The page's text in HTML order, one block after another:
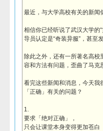
最近，与大学高校有关的新闻
相信你已经听说了武汉大学的
导员认定是“奇装异服”，甚至
除此之外，还有一所著名高
容和方法有问题，歪曲了马克
看完这些新闻和消息，今天我
「正确」有关的问题？
1.
要求「绝对正确」，
只会让课堂本身变得更加苍白